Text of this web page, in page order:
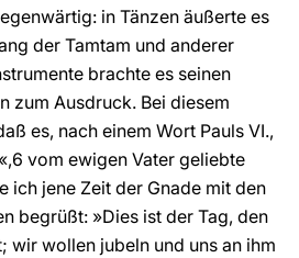
in Tänzen äußerte es
der Tamtam und anderer
brachte es seinen
zum Ausdruck. Bei diesem
es, nach einem Wort Pauls VI.,
vom ewigen Vater geliebte
ich jene Zeit der Gnade mit den
begrüßt: »Dies ist der Tag, den
wir wollen jubeln und uns an ihm